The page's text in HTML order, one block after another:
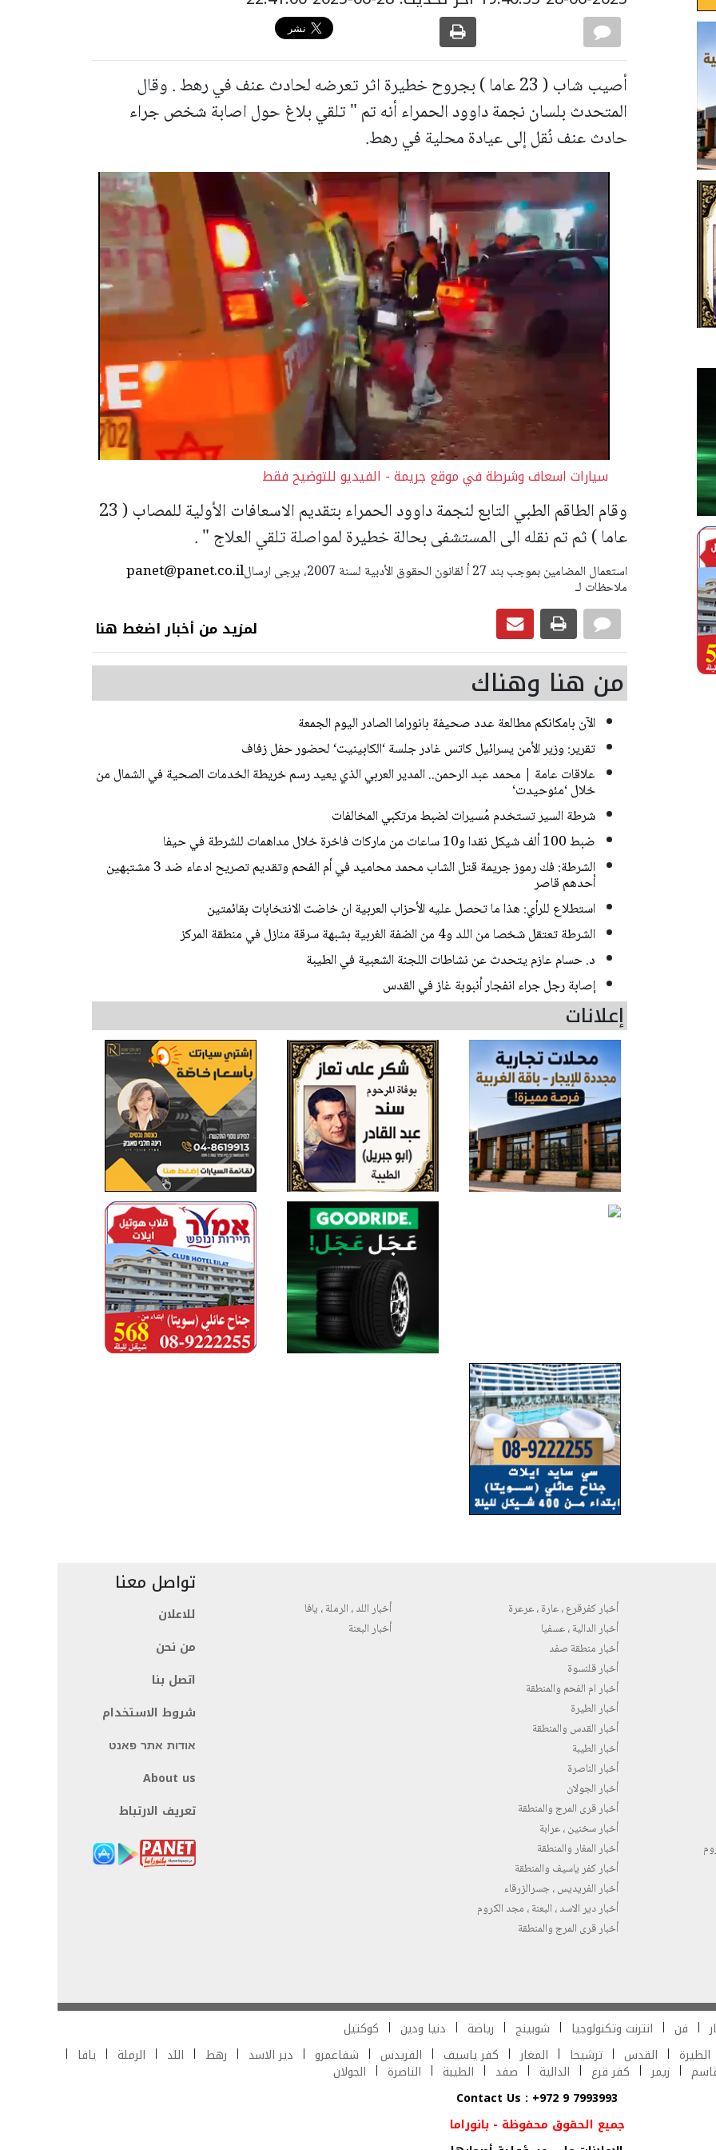
أصيب شاب ( 23 عاما ) بجروح خطيرة اثر تعرضه لحادث عنف في رهط . وقال
المتحدث بلسان نجمة داوود الحمراء أنه تم " تلقي بلاغ حول اصابة شخص جراء
حادث عنف نُقل إلى عيادة محلية في رهط.
سيارات اسعاف وشرطة في موقع جريمة - الفيديو للتوضيح فقط
وقام الطاقم الطبي التابع لنجمة داوود الحمراء بتقديم الاسعافات الأولية للمصاب ( 23
عاما ) ثم تم نقله الى المستشفى بحالة خطيرة لمواصلة تلقي العلاج " .
panet@panet.co.ilاستعمال المضامين بموجب بند 27 أ لقانون الحقوق الأدبية لسنة 2007، يرجى ارسال
ملاحظات لـ
لمزيد من أخبار اضغط هنا
من هنا وهناك
الآن بامكانكم مطالعة عدد صحيفة بانوراما الصادر اليوم الجمعة
تقرير: وزير الأمن يسرائيل كاتس غادر جلسة ‘الكابينيت‘ لحضور حفل زفاف
علاقات عامة | محمد عبد الرحمن.. المدير العربي الذي يعيد رسم خريطة الخدمات الصحية في الشمال من
خلال ‘مئوحيدت‘
شرطة السير تستخدم مُسيرات لضبط مرتكبي المخالفات
ضبط 100 ألف شيكل نقدا و10 ساعات من ماركات فاخرة خلال مداهمات للشرطة في حيفا
الشرطة: فك رموز جريمة قتل الشاب محمد محاميد في أم الفحم وتقديم تصريح ادعاء ضد 3 مشتبهين
أحدهم قاصر
استطلاع للرأي: هذا ما تحصل عليه الأحزاب العربية ان خاضت الانتخابات بقائمتين
الشرطة تعتقل شخصا من اللد و4 من الضفة الغربية بشبهة سرقة منازل في منطقة المركز
د. حسام عازم يتحدث عن نشاطات اللجنة الشعبية في الطيبة
إصابة رجل جراء انفجار أنبوبة غاز في القدس
إعلانات
أخبار كفرقرع ، عارة ، عرعرة
أخبار الدالية ، عسفيا
أخبار منطقة صفد
أخبار قلنسوة
أخبار ام الفحم والمنطقة
أخبار الطيرة
أخبار القدس والمنطقة
أخبار الطيبة
أخبار الناصرة
أخبار الجولان
أخبار قرى المرج والمنطقة
أخبار سخنين ، عرابة
أخبار المغار والمنطقة
أخبار كفر ياسيف والمنطقة
أخبار الفريديس ، جسرالزرقاء
أخبار دير الاسد ، البعنة ، مجد الكروم
أخبار قرى المرج والمنطقة
أخبار اللد ، الرملة ، يافا
أخبار البعنة
تواصل معنا
للاعلان
من نحن
اتصل بنا
شروط الاستخدام
אודות אתר פאנט
About us
تعريف الارتباط
فن انترنت وتكنولوجيا شوبينج رياضة دنيا ودين
كوكتيل
الطيرة القدس ترشيحا المغار كفر ياسيف الفريدس شفاعمرو دير الاسد رهط اللد الرملة يافا
زيمر كفر قرع الدالية صفد الطيبة الناصرة
الجولان
Contact Us : +972 9 7993993
جميع الحقوق محفوظة - بانوراما